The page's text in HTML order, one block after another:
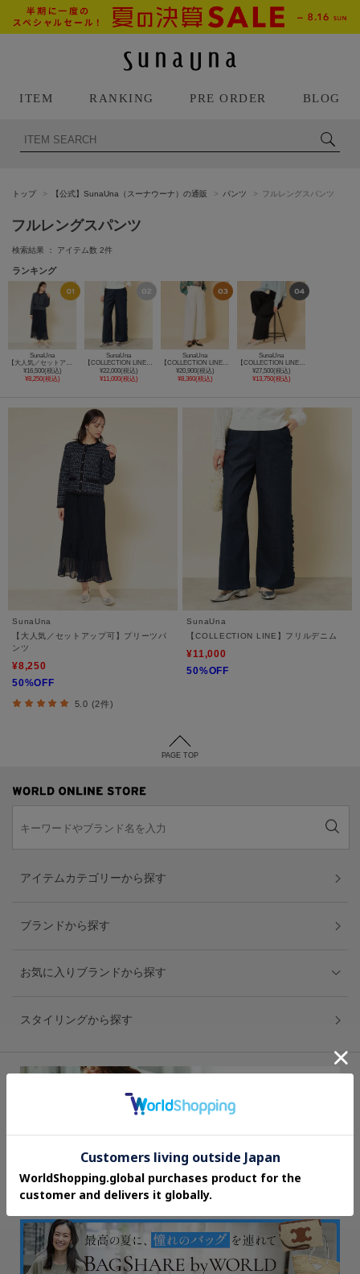
ITEM RANKING PRE ORDER BLOG
トップ 【公式】SunaUna（スーナウーナ）の通販 パンツ フルレングスパンツ
フルレングスパンツ
検索結果 ： アイテム数 2件
ランキング
SunaUna
【大人気／セットアップ可】プリーツパンツ
¥16,500(税込)
¥8,250(税込)
SunaUna
【COLLECTION LINE】フリルデニム
¥22,000(税込)
¥11,000(税込)
SunaUna
【COLLECTION LINE】ベルト付ガウチョパンツ
¥20,900(税込)
¥8,360(税込)
SunaUna
【COLLECTION LINE】プリーツパンツ
¥27,500(税込)
¥13,750(税込)
SunaUna
【大人気／セットアップ可】プリーツパ
ンツ
¥8,250
50%OFF
5.0 (2件)
SunaUna
【COLLECTION LINE】フリルデニム
¥11,000
50%OFF
PAGE TOP
アイテムカテゴリーから探す
ブランドから探す
お気に入りブランドから探す
スタイリングから探す